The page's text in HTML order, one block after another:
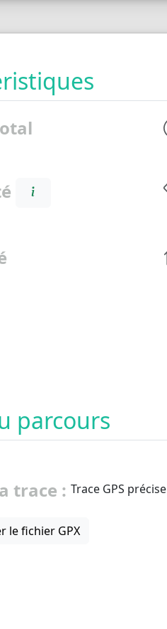
parcours
trace : Trace GPS précise
le fichier GPX